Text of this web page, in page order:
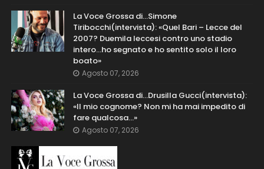
La Voce Grossa di…Simone
Tiribocchi(intervista): «Quel Bari – Lecce del
2007? Duemila leccesi contro uno stadio
intero...ho segnato e ho sentito solo il loro
boato»
Agosto 07, 2026
La Voce Grossa di…Drusilla Gucci(intervista):
«Il mio cognome? Non mi ha mai impedito di
fare qualcosa…»
Agosto 07, 2026